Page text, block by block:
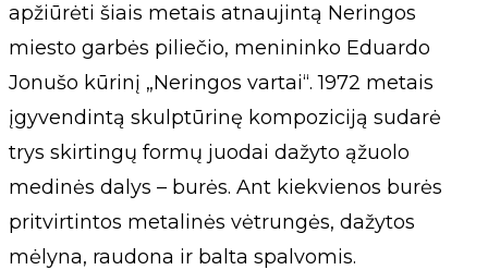
apžiūrėti šiais metais atnaujintą Neringos
miesto garbės piliečio, menininko Eduardo
Jonušo kūrinį „Neringos vartai“. 1972 metais
įgyvendintą skulptūrinę kompoziciją sudarė
trys skirtingų formų juodai dažyto ąžuolo
medinės dalys – burės. Ant kiekvienos burės
pritvirtintos metalinės vėtrungės, dažytos
mėlyna, raudona ir balta spalvomis.